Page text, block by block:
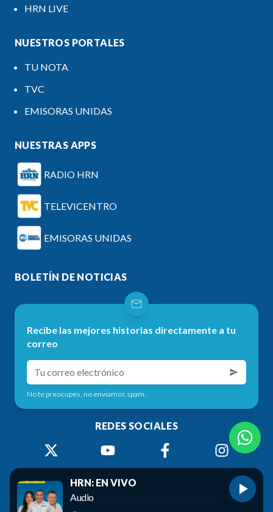
HRN LIVE
NUESTROS PORTALES
TU NOTA
TVC
EMISORAS UNIDAS
NUESTRAS APPS
RADIO HRN
TELEVICENTRO
EMISORAS UNIDAS
BOLETÍN DE NOTICIAS
Recibe las mejores historias directamente a tu
correo
No te preocupes, no enviamos spam.
REDES SOCIALES
HRN: EN VIVO
Audio